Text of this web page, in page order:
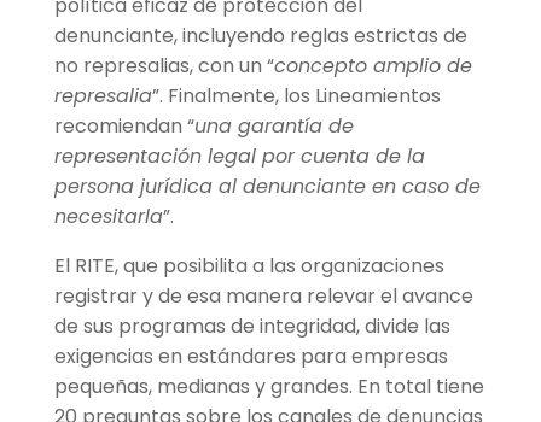
denunciante, incluyendo reglas estrictas de
no represalias, con un “concepto amplio de
represalia”. Finalmente, los Lineamientos
recomiendan “una garantía de
representación legal por cuenta de la
persona jurídica al denunciante en caso de
necesitarla”.
El RITE, que posibilita a las organizaciones
registrar y de esa manera relevar el avance
de sus programas de integridad, divide las
exigencias en estándares para empresas
pequeñas, medianas y grandes. En total tiene
20 preguntas sobre los canales de denuncias